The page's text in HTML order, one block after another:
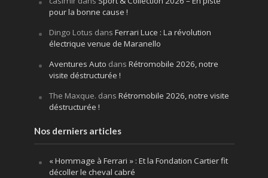
pour la bonne cause !
Dingo Lotus dans Ferrari Luce : La révolution
électrique venue de Maranello
Aventures Auto dans Rétromobile 2026, notre
visite déstructurée !
The Maxque. dans Rétromobile 2026, notre visite
déstructurée !
Nos derniers articles
« Hommage à Ferrari » : Et la Fondation Cartier fit
décoller le cheval cabré